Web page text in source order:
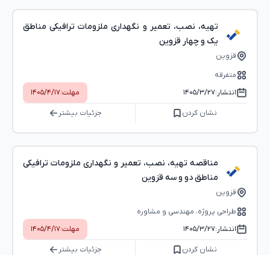
تهیه، نصب، تعمیر و نگهداری ملزومات ترافیکی مناطق
یک و چهار قزوین
قزوین
متفرقه
انتشار:۱۴۰۵/۳/۲۷ مهلت:۱۴۰۵/۴/۱۷
نشان کردن جزئیات بیشتر
مناقصه تهیه، نصب، تعمیر و نگهداری ملزومات ترافیکی
مناطق دو و سه قزوین
قزوین
طراحی پروژه، مهندسی و مشاوره
انتشار:۱۴۰۵/۳/۲۷ مهلت:۱۴۰۵/۴/۱۷
نشان کردن جزئیات بیشتر